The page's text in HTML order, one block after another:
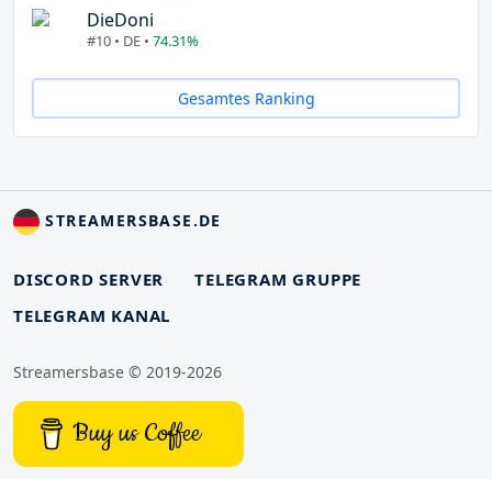
DieDoni
#10 • DE • 74.31%
Gesamtes Ranking
STREAMERSBASE.DE
DISCORD SERVER
TELEGRAM GRUPPE
TELEGRAM KANAL
Streamersbase © 2019-2026
Buy us Coffee